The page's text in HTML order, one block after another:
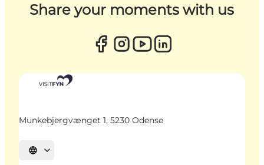
Share your moments with us
Munkebjergvænget 1, 5230 Odense
Sprache auswählen